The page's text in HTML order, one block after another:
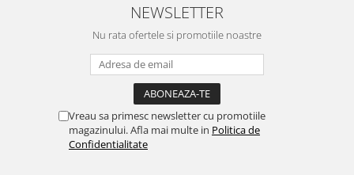
NEWSLETTER
Nu rata ofertele si promotiile noastre
Vreau sa primesc newsletter cu promotiile
magazinului. Afla mai multe in Politica de
Confidentialitate